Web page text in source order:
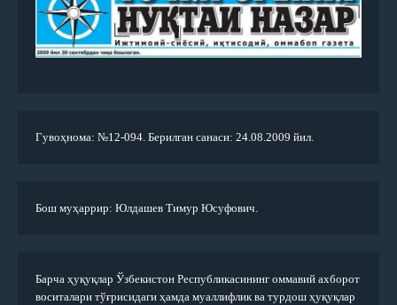
Гувоҳнома: №12-094. Берилган санаси: 24.08.2009 йил.
Бош муҳаррир: Юлдашев Тимур Юсуфович.
Барча ҳуқуқлар Ўзбекистон Республикасининг оммавий ахборот
воситалари тўғрисидаги ҳамда муаллифлик ва турдош ҳуқуқлар